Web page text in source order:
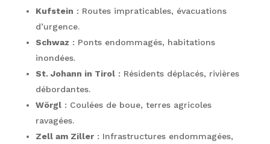
Kufstein : Routes impraticables, évacuations
d’urgence.
Schwaz : Ponts endommagés, habitations
inondées.
St. Johann in Tirol: Résidents déplacés, rivières
débordantes.
Wörgl: Coulées de boue, terres agricoles
ravagées.
Zell am Ziller: Infrastructures endommagées,